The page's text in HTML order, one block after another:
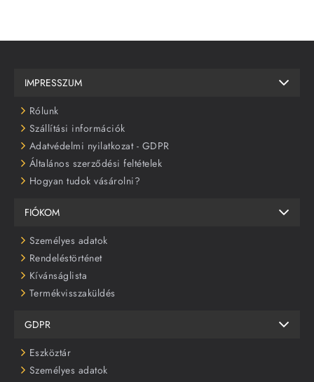
IMPRESSZUM
Rólunk
Szállítási információk
Adatvédelmi nyilatkozat - GDPR
Általános szerződési feltételek
Hogyan tudok vásárolni?
FIÓKOM
Személyes adatok
Rendeléstörténet
Kívánságlista
Termékvisszaküldés
GDPR
Eszköztár
Személyes adatok